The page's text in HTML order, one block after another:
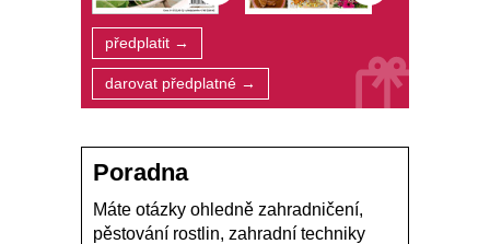
předplatit →
darovat předplatné →
Poradna
Máte otázky ohledně zahradničení,
pěstování rostlin, zahradní techniky